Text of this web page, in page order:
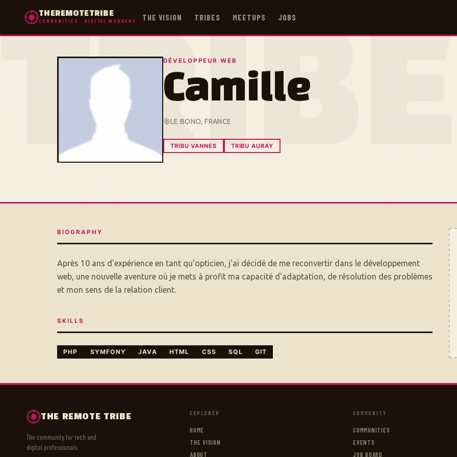
THEREMOTETRIBE
COMMUNITIES · DIGITAL WORKERS THE VISION TRIBES MEETUPS JOBS
TRIBE
DÉVELOPPEUR WEB
Camille
LE BONO, FRANCE
TRIBU VANNES TRIBU AURAY
BIOGRAPHY
Après 10 ans d'expérience en tant qu'opticien, j'ai décidé de me reconvertir dans le développement
web, une nouvelle aventure où je mets à profit ma capacité d'adaptation, de résolution des problèmes
et mon sens de la relation client.
SKILLS
PHP SYMFONY JAVA HTML CSS SQL GIT
THE REMOTE TRIBE
The community for tech and
digital professionals.
EXPLORER
HOME
THE VISION
ABOUT
COMMUNITY
COMMUNITIES
EVENTS
JOB BOARD